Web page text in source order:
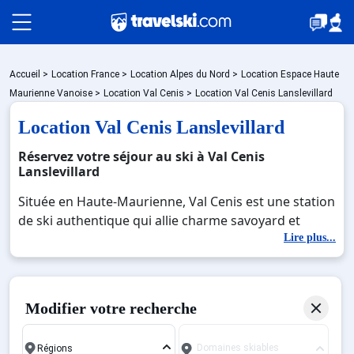
Packages
🚆Train de nuit
Bons plans
Accueil > Location France > Location Alpes du Nord > Location Espace Haute
Maurienne Vanoise > Location Val Cenis > Location Val Cenis Lanslevillard
Location Val Cenis Lanslevillard
Réservez votre séjour au ski à Val Cenis
Lanslevillard
Située en Haute-Maurienne, Val Cenis est une station
de ski authentique qui allie charme savoyard et
grand domaine skiable. Le village de Lanslevillard,
l’un des cœurs historiques de la station, offre une
atmosphère typiquement montagnarde avec ses
125 km de pistes adaptées à tous les niveaux, Val
Lire plus...
Modifier votre recherche
Domaines skiables